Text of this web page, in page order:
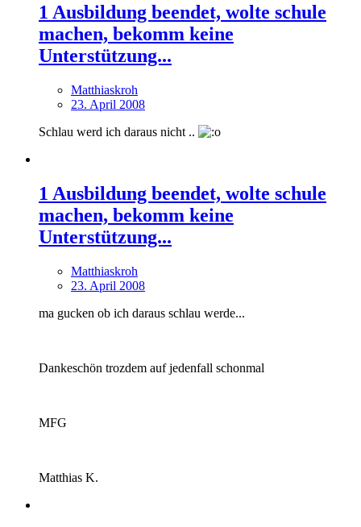
1 Ausbildung beendet, wolte schule
machen, bekomm keine
Unterstützung...
Matthiaskroh
23. April 2008
Schlau werd ich daraus nicht ..
1 Ausbildung beendet, wolte schule
machen, bekomm keine
Unterstützung...
Matthiaskroh
23. April 2008
ma gucken ob ich daraus schlau werde...
Dankeschön trozdem auf jedenfall schonmal
MFG
Matthias K.